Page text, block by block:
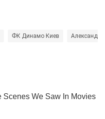
ФК Динамо Киев Александр